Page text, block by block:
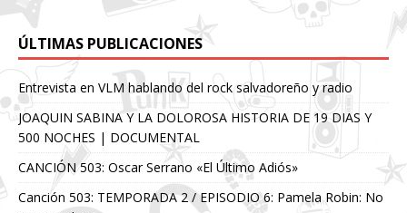
ÚLTIMAS PUBLICACIONES
Entrevista en VLM hablando del rock salvadoreño y radio
JOAQUIN SABINA Y LA DOLOROSA HISTORIA DE 19 DIAS Y
500 NOCHES | DOCUMENTAL
CANCIÓN 503: Oscar Serrano «El Último Adiós»
Canción 503: TEMPORADA 2 / EPISODIO 6: Pamela Robin: No